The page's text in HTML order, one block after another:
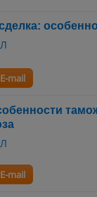
mail
mail